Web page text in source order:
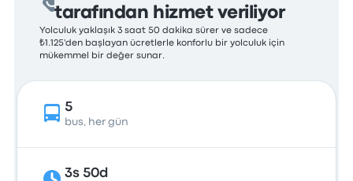
tarafından hizmet veriliyor
Yolculuk yaklaşık 3 saat 50 dakika sürer ve sadece
₺1.125'den başlayan ücretlerle konforlu bir yolculuk için
mükemmel bir değer sunar.
5
bus, her gün
3s 50d